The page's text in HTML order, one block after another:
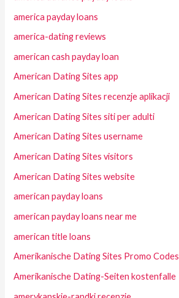
america payday loans
america-dating reviews
american cash payday loan
American Dating Sites app
American Dating Sites recenzje aplikacji
American Dating Sites siti per adulti
American Dating Sites username
American Dating Sites visitors
American Dating Sites website
american payday loans
american payday loans near me
american title loans
Amerikanische Dating Sites Promo Codes
Amerikanische Dating-Seiten kostenfalle